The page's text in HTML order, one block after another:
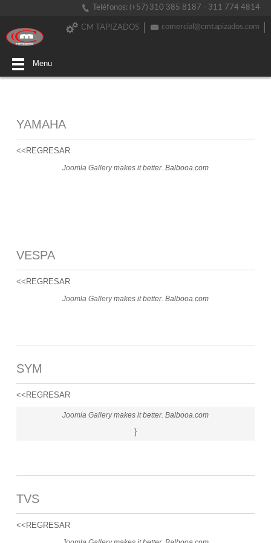
Teléfonos: (+57) 310 385 8187 - 311 774 4814
comercial@cmtapizados.com
CM TAPIZADOS
Menu
YAMAHA
<<REGRESAR
Joomla Gallerymakes it better. Balbooa.com
VESPA
<<REGRESAR
Joomla Gallerymakes it better. Balbooa.com
SYM
<<REGRESAR
Joomla Gallerymakes it better. Balbooa.com
}
TVS
<<REGRESAR